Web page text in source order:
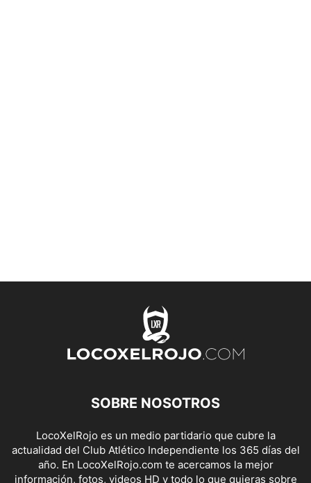
SOBRE NOSOTROS
LocoXelRojo es un medio partidario que cubre la
actualidad del Club Atlético Independiente los 365 días del
año. En LocoXelRojo.com te acercamos la mejor
información, fotos, videos HD y todo lo que quieras sobre